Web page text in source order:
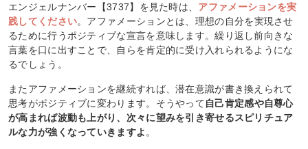
エンジェルナンバー【3737】を見た時は、 アファメーションを実
践してください。アファメーションとは、理想の自分を実現させ
るために行うポジティブな宣言を意味します。繰り返し前向きな
言葉を口に出すことで、自らを肯定的に受け入れられるようにな
るでしょう。
またアファメーションを継続すれば、潜在意識が書き換えられて
思考がポジティブに変わります。そうやって自己肯定感や自尊心
が高まれば波動も上がり、次々に望みを引き寄せるスピリチュア
ルな力が強くなっていきますよ 。